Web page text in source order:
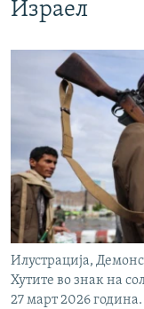
Израел
Илустрација,
Хутите во знак на
27 март 2026 година.